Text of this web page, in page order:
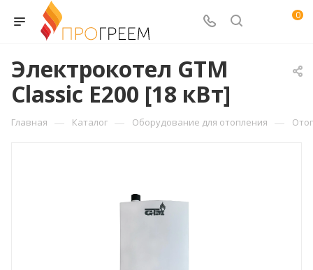
0
Электрокотел GTM
Classic E200 [18 кВт]
Главная — Каталог — Оборудование для отопления —